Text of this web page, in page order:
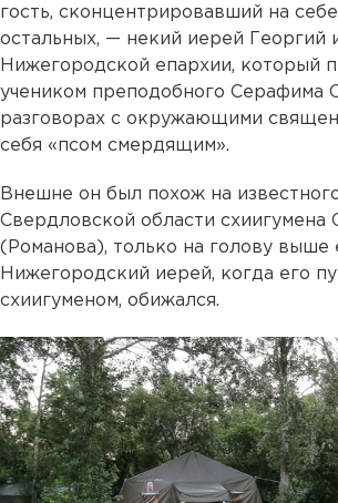
гость, сконцентрировавший на
остальных, — некий иерей Георгий
Нижегородской епархии, который
учеником преподобного Серафима
разговорах с окружающими
себя «псом смердящим».
Внешне он был похож на
Свердловской области схиигумена
(Романова), только на голову выше
Нижегородский иерей, когда его
схиигуменом, обижался.